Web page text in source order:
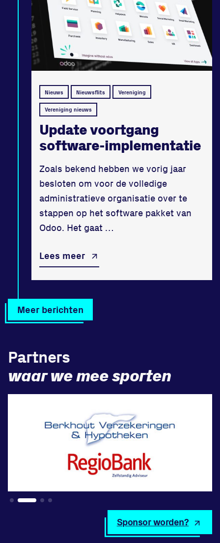
Nieuws Nieuwsflits Vereniging
Vereniging nieuws
Update voortgang
software-implementatie
Zoals bekend hebben we vorig jaar
besloten om voor de volledige
administratieve organisatie over te
stappen op het software pakket van
Odoo. Het gaat …
Lees meer
Meer berichten
Partners
waar we mee sporten
Sponsor worden?